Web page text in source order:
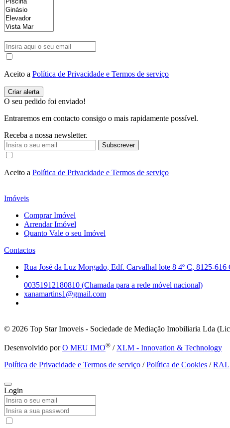
Aceito a Política de Privacidade e Termos de serviço
O seu pedido foi enviado!
Entraremos em contacto consigo o mais rapidamente possível.
Receba a nossa newsletter.
Subscrever
Aceito a Política de Privacidade e Termos de serviço
Imóveis
Comprar Imóvel
Arrendar Imóvel
Quanto Vale o seu Imóvel
Contactos
Rua José da Luz Morgado, Edf. Carvalhal lote 8 4º C, 8125-616
00351912180810 (Chamada para a rede móvel nacional)
xanamartins1@gmail.com
© 2026 Top Star Imoveis - Sociedade de Mediação Imobiliaria Lda
Desenvolvido porO MEU IMO® / XLM - Innovation & Technology
Política de Privacidade e Termos de serviço /Política de Cookies /RAL
Login